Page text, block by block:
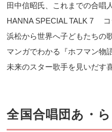
田中信昭氏、これまでの合唱
HANNA SPECIAL TALK 7
浜松から世界へ子どもたちの
マンガでわかる『ホフマン物語
未来のスター歌手を見いだす
全国合唱団あ・